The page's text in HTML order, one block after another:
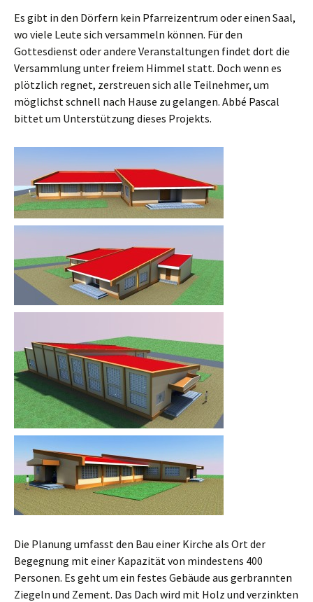
Es gibt in den Dörfern kein Pfarreizentrum oder einen Saal,
wo viele Leute sich versammeln können. Für den
Gottesdienst oder andere Veranstaltungen findet dort die
Versammlung unter freiem Himmel statt. Doch wenn es
plötzlich regnet, zerstreuen sich alle Teilnehmer, um
möglichst schnell nach Hause zu gelangen. Abbé Pascal
bittet um Unterstützung dieses Projekts.
Die Planung umfasst den Bau einer Kirche als Ort der
Begegnung mit einer Kapazität von mindestens 400
Personen. Es geht um ein festes Gebäude aus gerbrannten
Ziegeln und Zement. Das Dach wird mit Holz und verzinkten